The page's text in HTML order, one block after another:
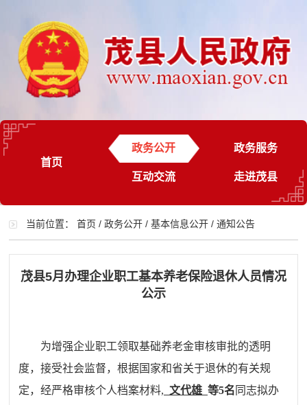
首页
政务公开 政务服务
互动交流 走进茂县
当前位置：首页 /政务公开 /基本信息公开 /通知公告
茂县5月办理企业职工基本养老保险退休人员情况
公示
为增强企业职工领取基础养老金审核审批的透明
度，接受社会监督，根据国家和省关于退休的有关规
定，经严格审核个人档案材料, 文代雄 等5名 同志拟办